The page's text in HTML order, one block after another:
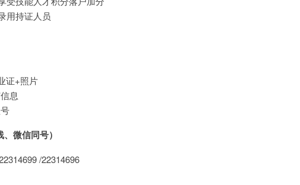
用持证人员
证+照片
息
微信同号）
/22314696